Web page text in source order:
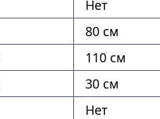
Нет
80 см
110 см
30 см
Нет